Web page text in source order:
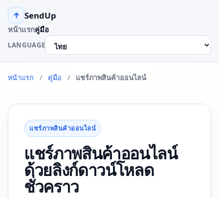
↑ SendUp
หน้าแรกคู่มือ
LANGUAGE
หน้าแรก / คู่มือ / แชร์ภาพสินค้าออนไลน์
แชร์ภาพสินค้าออนไลน์
แชร์ภาพสินค้าออนไลน์
ด้วยลิงก์ดาวน์โหลด
ชั่วคราว